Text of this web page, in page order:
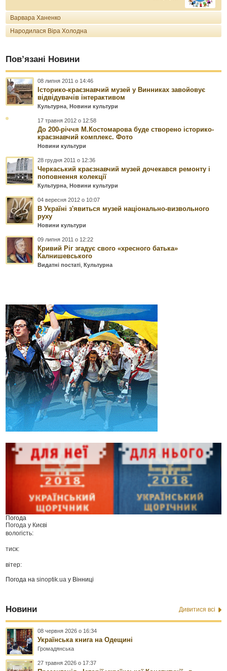
Варвара Ханенко
Народилася Віра Холодна
Пов’язані Новини
08 липня 2011 о 14:46
Історико-краєзнавчий музей у Винниках завойовує
відвідувачів інтерактивом
Культурна Новини культури
17 травня 2012 о 12:58
До 200-річчя М.Костомарова буде створено історико-
краєзнавчий комплекс. Фото
Новини культури
28 грудня 2011 о 12:36
Черкаський краєзнавчий музей дочекався ремонту і
поповнення колекції
Культурна Новини культури
04 вересня 2012 о 10:07
В Україні з'явиться музей національно-визвольного
руху
Новини культури
09 липня 2011 о 12:22
Кривий Ріг згадує свого «хресного батька»
Калнишевського
Видатні постаті Культурна
Погода
Погода у Києві
вологість:
тиск:
вітер:
Погода наsinoptik.ua у Вінниці
Новини Дивитися всі
08 червня 2026 о 16:34
Українська книга на Одещині
Громадянська
27 травня 2026 о 17:37